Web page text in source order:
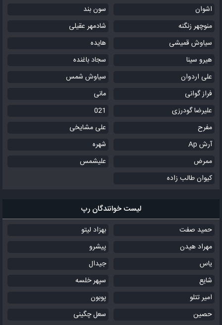
از جوونی چیزی نشد حالیم که
گناهش پای اینا پای اونا پای مردم
حتی پای مامان بابام با اینکه
مدیون خونه س جثه و رشد این آدم
اما کاش به حرف خونواده گوش نمیدادم
از بچگی یه چیزایی مونده تو یادم
کشتنم با عقاید خشک این عالم
طفلیا خودشونم آسیب دیده بودن و لوش
نمیدادن
حالا منی که فحش نمیدادم
با همه تو نزاعم پدر کشتگی دارم
مردم دنیا همو دوست دارن
اشوان
سون بند
منوچهر زنگنه
شادمهر عقیلی
سیاوش قمیشی
هایده
هیرو سینا
سجاد باغنده
علی اردوان
سیاوش شمس
فراز گوانی
مانی
علیرضا گودرزی
021
مفرح
علی مشایخی
آرش Ap
شهره
ممرض
علیشمس
کیوان طالب زاده
لیست خوانندگان رپ
حمید صفت
بهزاد لیتو
مهراد هیدن
پیشرو
یاس
جیدال
شایع
سپهر خلسه
امیر تتلو
پوبون
حصین
سعل چگینی